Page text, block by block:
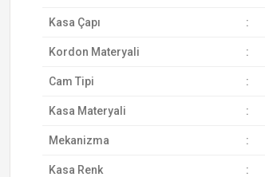
Kasa Çapı :
Kordon Materyali :
Cam Tipi :
Kasa Materyali :
Mekanizma :
Kasa Renk :